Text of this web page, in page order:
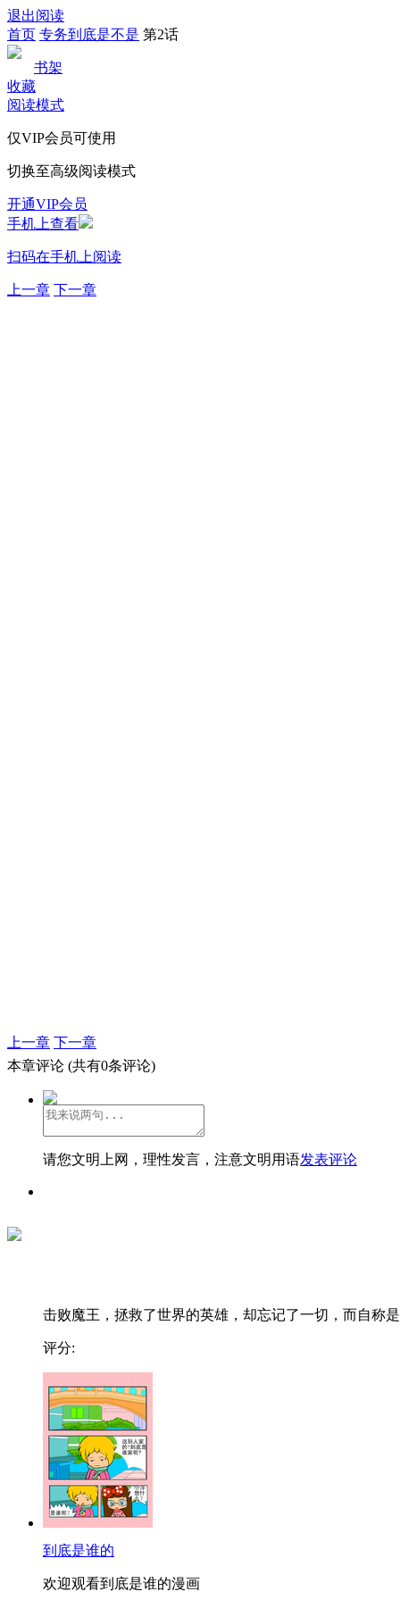
退出阅读
首页 专务到底是不是 第2话
书架
收藏
阅读模式
仅VIP会员可使用
切换至高级阅读模式
开通VIP会员
手机上查看
扫码在手机上阅读
上一章 下一章
上一章 下一章
本章评论 (共有0条评论)
请您文明上网，理性发言，注意文明用语发表评论
击败魔王，拯救了世界的英雄，却忘记了一切，而自称
评分:
到底是谁的
欢迎观看到底是谁的漫画